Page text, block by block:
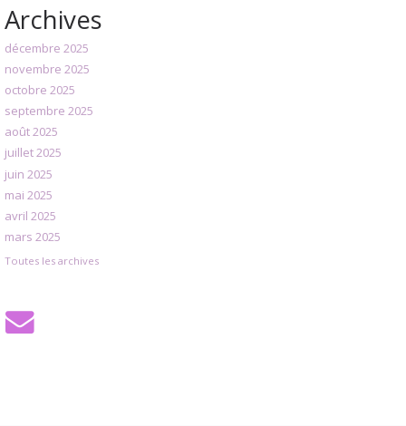
Archives
décembre 2025
novembre 2025
octobre 2025
septembre 2025
août 2025
juillet 2025
juin 2025
mai 2025
avril 2025
mars 2025
Toutes les archives